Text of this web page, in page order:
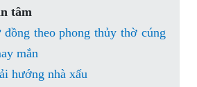
tâm
đồng theo phong thủy thờ cúng
mắn
hướng nhà xấu